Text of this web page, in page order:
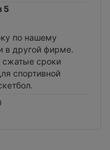
5
по нашему
в другой фирме.
сжатые сроки
спортивной